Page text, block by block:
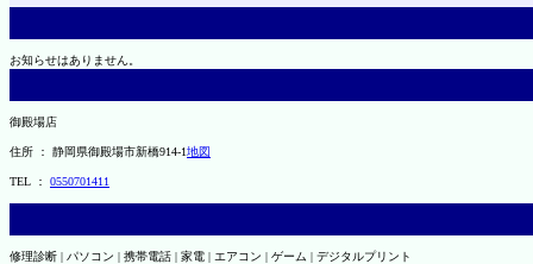
お知らせはありません。
御殿場店
住所 ： 静岡県御殿場市新橋914-1地図
TEL ： 0550701411
修理診断 | パソコン | 携帯電話 | 家電 | エアコン | ゲーム | デジタルプリント